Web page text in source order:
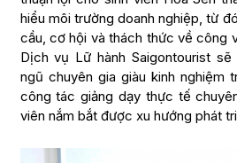
hiểu môi trường doanh nghiệp, từ
cầu, cơ hội và thách thức về công
Dịch vụ Lữ hành Saigontourist
ngũ chuyên gia giàu kinh nghiệm
công tác giảng dạy thực tế
viên nắm bắt được xu hướng phát